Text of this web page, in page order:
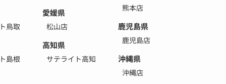
鳥取
島根
愛媛県
松山店
高知県
サテライト高知
熊本店
鹿児島県
鹿児島店
沖縄県
沖縄店